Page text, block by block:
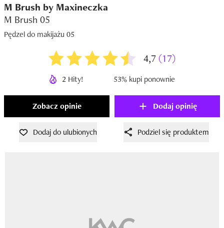
M Brush by Maxineczka
M Brush 05
Pędzel do makijażu 05
4,7 (17)
2 Hity! 53% kupi ponownie
Zobacz opinie Dodaj opinię
Dodaj do ulubionych Podziel się produktem